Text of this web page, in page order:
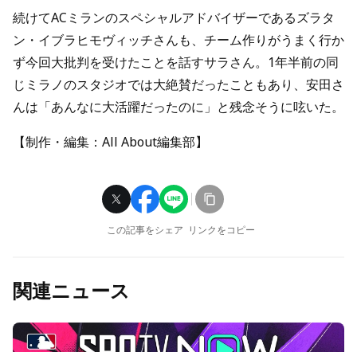
続けてACミランのスペシャルアドバイザーであるズラタ
ン・イブラヒモヴィッチさんも、チーム作りがうまく行か
ず今回大批判を受けたことを話すサラさん。1年半前の同
じミラノのスタジオでは大絶賛だったこともあり、安田さ
んは「あんなに大活躍だったのに」と残念そうに呟いた。
【制作・編集：All About編集部】
この記事をシェア リンクをコピー
関連ニュース